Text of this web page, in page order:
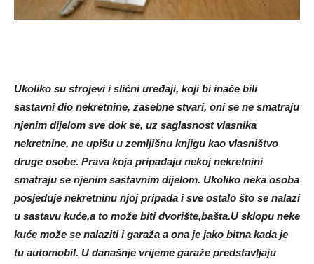
Ukoliko su strojevi i slični uređaji, koji bi inače bili
sastavni dio nekretnine, zasebne stvari, oni se ne smatraju
njenim dijelom sve dok se, uz saglasnost vlasnika
nekretnine, ne upišu u zemljišnu knjigu kao vlasništvo
druge osobe. Prava koja pripadaju nekoj nekretnini
smatraju se njenim sastavnim dijelom. Ukoliko neka osoba
posjeduje nekretninu njoj pripada i sve ostalo što se nalazi
u sastavu kuće,a to može biti dvorište,bašta.U sklopu neke
kuće može se nalaziti i garaža a ona je jako bitna kada je
tu automobil. U današnje vrijeme garaže predstavljaju